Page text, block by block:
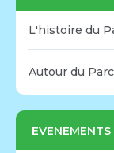
L'histoire du
Autour du Parc
EVENEMENTS